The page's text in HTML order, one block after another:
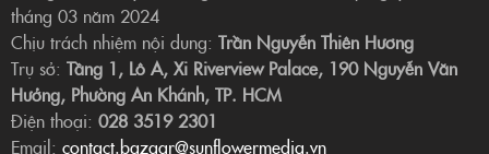
tháng 03 năm 2024
Chịu trách nhiệm nội dung: Trần Nguyễn Thiên Hương
Trụ sở: Tầng 1, Lô A, Xi Riverview Palace, 190 Nguyễn Văn
Hưởng, Phường An Khánh, TP. HCM
Điện thoại: 028 3519 2301
Email: contact.bazaar@sunflowermedia.vn